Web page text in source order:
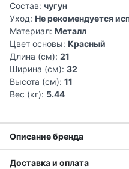
Состав: чугун
Уход: Не рекомендуется
Материал: Металл
Цвет основы: Красный
Длина (см): 21
Ширина (см): 32
Высота (см): 11
Вес (кг): 5.44
Описание бренда
Доставка и оплата